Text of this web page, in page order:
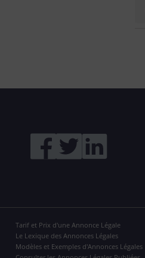
Tarif et Prix d'une Annonce Légale
Le Lexique des Annonces Légales
Modèles et Exemples d'Annonces Légales